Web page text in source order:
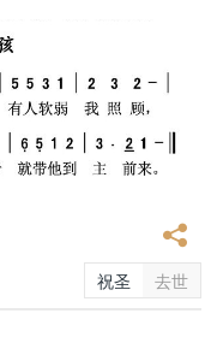
祝圣 去世